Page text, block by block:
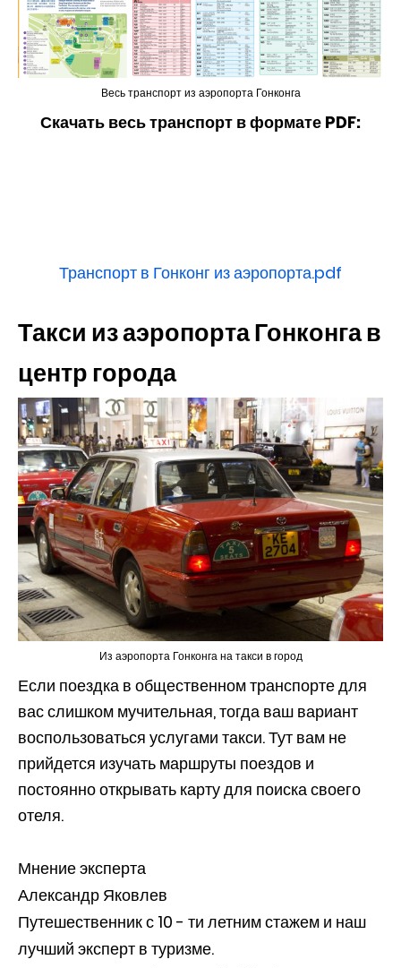
Весь транспорт из аэропорта Гонконга
Скачать весь транспорт в формате PDF:
Транспорт в Гонконг из аэропорта.pdf
Такси из аэропорта Гонконга в
центр города
Из аэропорта Гонконга на такси в город
Если поездка в общественном транспорте для
вас слишком мучительная, тогда ваш вариант
воспользоваться услугами такси. Тут вам не
прийдется изучать маршруты поездов и
постоянно открывать карту для поиска своего
отеля.
Мнение эксперта
Александр Яковлев
Путешественник с 10 - ти летним стажем и наш
лучший эксперт в туризме.